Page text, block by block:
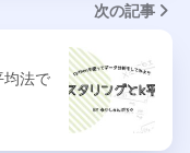
次の記事
均法で